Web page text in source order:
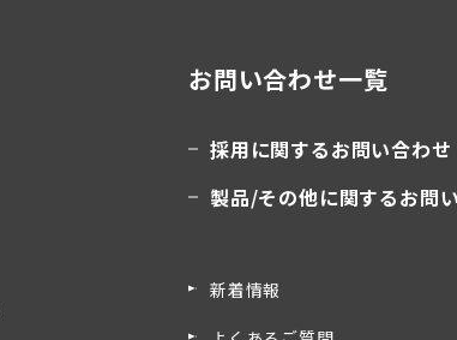
お問い合わせ一覧
採用に関するお問い合わせ
製品/その他に関するお問
新着情報